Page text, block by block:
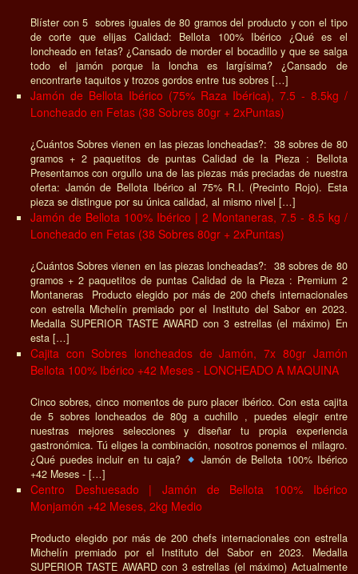
Blíster con 5 sobres iguales de 80 gramos del producto y con el tipo
de corte que elijas Calidad: Bellota 100% Ibérico ¿Qué es el
loncheado en fetas? ¿Cansado de morder el bocadillo y que se salga
todo el jamón porque la loncha es largísima? ¿Cansado de
encontrarte taquitos y trozos gordos entre tus sobres […]
Jamón de Bellota Ibérico (75% Raza Ibérica), 7.5 - 8.5kg /
Loncheado en Fetas (38 Sobres 80gr + 2xPuntas)
¿Cuántos Sobres vienen en las piezas loncheadas?: 38 sobres de 80
gramos + 2 paquetitos de puntas Calidad de la Pieza : Bellota
Presentamos con orgullo una de las piezas más preciadas de nuestra
oferta: Jamón de Bellota Ibérico al 75% R.I. (Precinto Rojo). Esta
pieza se distingue por su única calidad, al mismo nivel […]
Jamón de Bellota 100% Ibérico | 2 Montaneras, 7.5 - 8.5 kg /
Loncheado en Fetas (38 Sobres 80gr + 2xPuntas)
¿Cuántos Sobres vienen en las piezas loncheadas?: 38 sobres de 80
gramos + 2 paquetitos de puntas Calidad de la Pieza : Premium 2
Montaneras Producto elegido por más de 200 chefs internacionales
con estrella Michelín premiado por el Instituto del Sabor en 2023.
Medalla SUPERIOR TASTE AWARD con 3 estrellas (el máximo) En
esta […]
Cajita con Sobres loncheados de Jamón, 7x 80gr Jamón
Bellota 100% Ibérico +42 Meses - LONCHEADO A MAQUINA
Cinco sobres, cinco momentos de puro placer ibérico. Con esta cajita
de 5 sobres loncheados de 80g a cuchillo , puedes elegir entre
nuestras mejores selecciones y diseñar tu propia experiencia
gastronómica. Tú eliges la combinación, nosotros ponemos el milagro.
¿Qué puedes incluir en tu caja?
Jamón de Bellota 100% Ibérico
+42 Meses - […]
Centro Deshuesado | Jamón de Bellota 100% Ibérico
Monjamón +42 Meses, 2kg Medio
Producto elegido por más de 200 chefs internacionales con estrella
Michelín premiado por el Instituto del Sabor en 2023. Medalla
SUPERIOR TASTE AWARD con 3 estrellas (el máximo) Actualmente